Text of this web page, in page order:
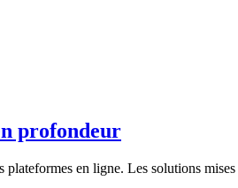
profondeur
plateformes en ligne. Les solutions